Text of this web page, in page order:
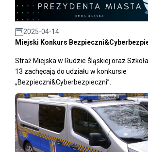
2025-04-14
Miejski Konkurs
Straż Miejska w Rudzie Śląskiej oraz
13 zachęcają do udziału w konkursie
„Bezpieczni&Cyberbezpieczni”.